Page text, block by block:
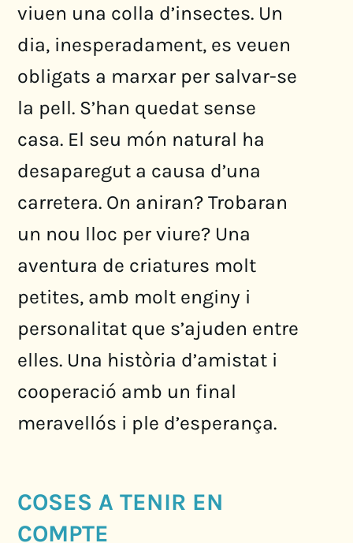
viuen una colla d’insectes. Un
dia, inesperadament, es veuen
obligats a marxar per salvar-se
la pell. S’han quedat sense
casa. El seu món natural ha
desaparegut a causa d’una
carretera. On aniran? Trobaran
un nou lloc per viure? Una
aventura de criatures molt
petites, amb molt enginy i
personalitat que s’ajuden entre
elles. Una història d’amistat i
cooperació amb un final
meravellós i ple d’esperança.
COSES A TENIR EN
COMPTE